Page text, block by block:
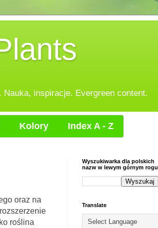
inspiracje. Evergreen content.
Kolory Index A - Z
oraz na
roślina
Wyszukiwarka dla polskich
nazw w lewym górnym rogu
Translate